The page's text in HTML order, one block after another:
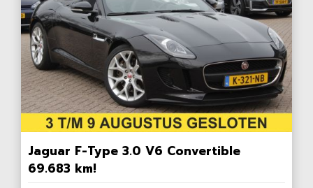
Jaguar F-Type 3.0 V6 Convertible
69.683 km!